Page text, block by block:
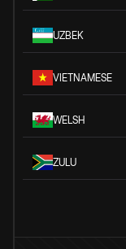
UZBEK
VIETNAMESE
WELSH
ZULU